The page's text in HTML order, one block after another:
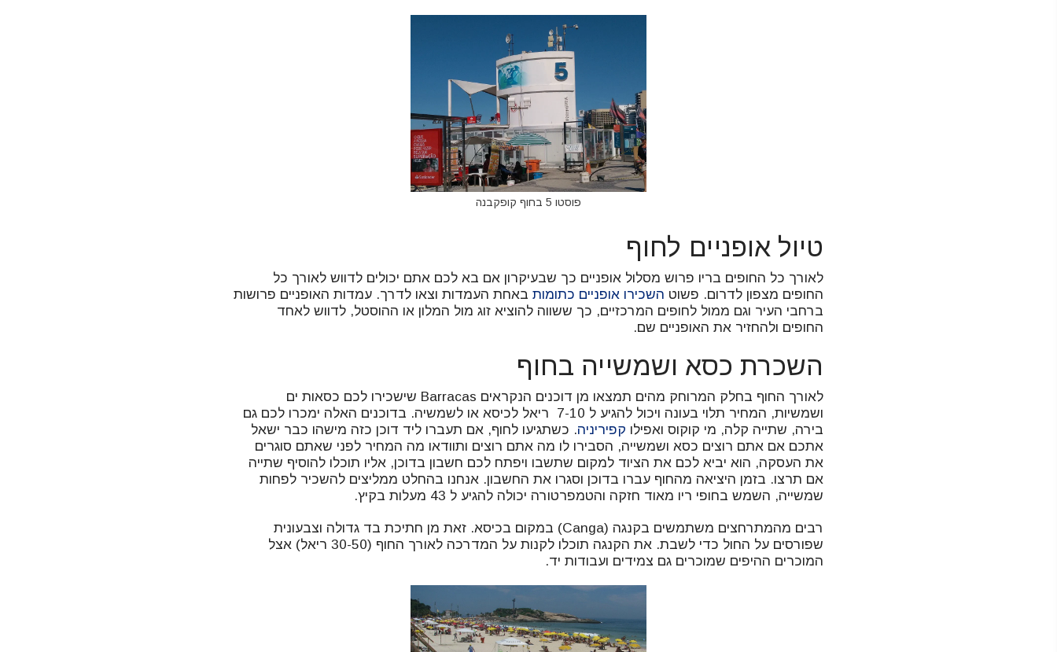
פוסטו 5 בחוף קופקבנה
טיול אופניים לחוף
לאורך כל החופים בריו פרוש מסלול אופניים כך שבעיקרון אם בא לכם אתם יכולים לדווש לאורך כל
החופים מצפון לדרום. פשוט השכירו אופניים כתומות באחת העמדות וצאו לדרך. עמדות האופניים פרושות
ברחבי העיר וגם ממול לחופים המרכזיים, כך ששווה להוציא זוג מול המלון או ההוסטל, לדווש לאחד
החופים ולהחזיר את האופניים שם.
השכרת כסא ושמשייה בחוף
לאורך החוף בחלק המרוחק מהים תמצאו מן דוכנים הנקראים Barracas שישכירו לכם כסאות ים
ושמשיות, המחיר תלוי בעונה ויכול להגיע ל 7-10 ריאל לכיסא או לשמשיה. בדוכנים האלה ימכרו לכם גם
בירה, שתייה קלה, מי קוקוס ואפילו קפיריניה. כשתגיעו לחוף, אם תעברו ליד דוכן כזה מישהו כבר ישאל
אתכם אם אתם רוצים כסא ושמשייה, הסבירו לו מה אתם רוצים ותוודאו מה המחיר לפני שאתם סוגרים
את העסקה, הוא יביא לכם את הציוד למקום שתשבו ויפתח לכם חשבון בדוכן, אליו תוכלו להוסיף שתייה
אם תרצו. בזמן היציאה מהחוף עברו בדוכן וסגרו את החשבון. אנחנו בהחלט ממליצים להשכיר לפחות
שמשייה, השמש בחופי ריו מאוד חזקה והטמפרטורה יכולה להגיע ל 43 מעלות בקיץ.
רבים מהמתרחצים משתמשים בקנגה (Canga) במקום בכיסא. זאת מן חתיכת בד גדולה וצבעונית
שפורסים על החול כדי לשבת. את הקנגה תוכלו לקנות על המדרכה לאורך החוף (30-50 ריאל) אצל
המוכרים ההיפים שמוכרים גם צמידים ועבודות יד.